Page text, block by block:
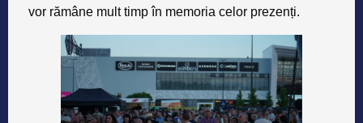
vor rămâne mult timp în memoria celor prezenți.